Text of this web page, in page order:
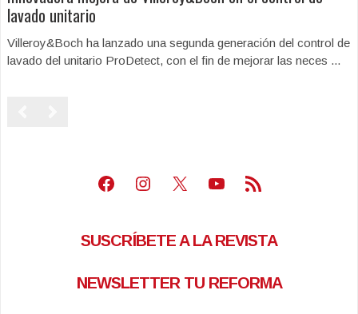
lavado unitario
Villeroy&Boch ha lanzado una segunda generación del control de
lavado del unitario ProDetect, con el fin de mejorar las neces ...
Facebook
Instagram
X Youtube
Feed RSS
SUSCRÍBETE A LA REVISTA
NEWSLETTER TU REFORMA